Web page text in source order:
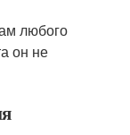
любого
он не